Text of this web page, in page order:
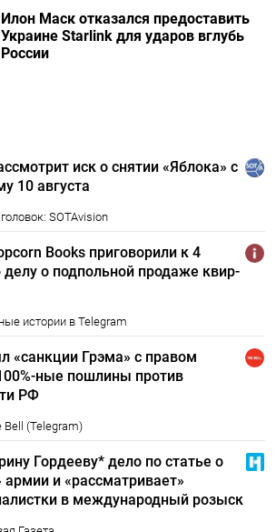
Илон Маск отказался предоставить
Украине Starlink для ударов вглубь
России